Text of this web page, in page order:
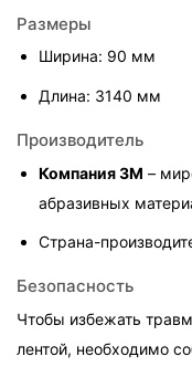
Размеры
Ширина: 90 мм
Длина: 3140 мм
Производитель
Компания 3M –
абразивных
Страна-
Безопасность
Чтобы избежать
лентой, необходимо